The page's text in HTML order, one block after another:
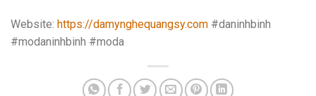
Website: https://damynghequangsy.com #daninhbinh
#modaninhbinh #moda